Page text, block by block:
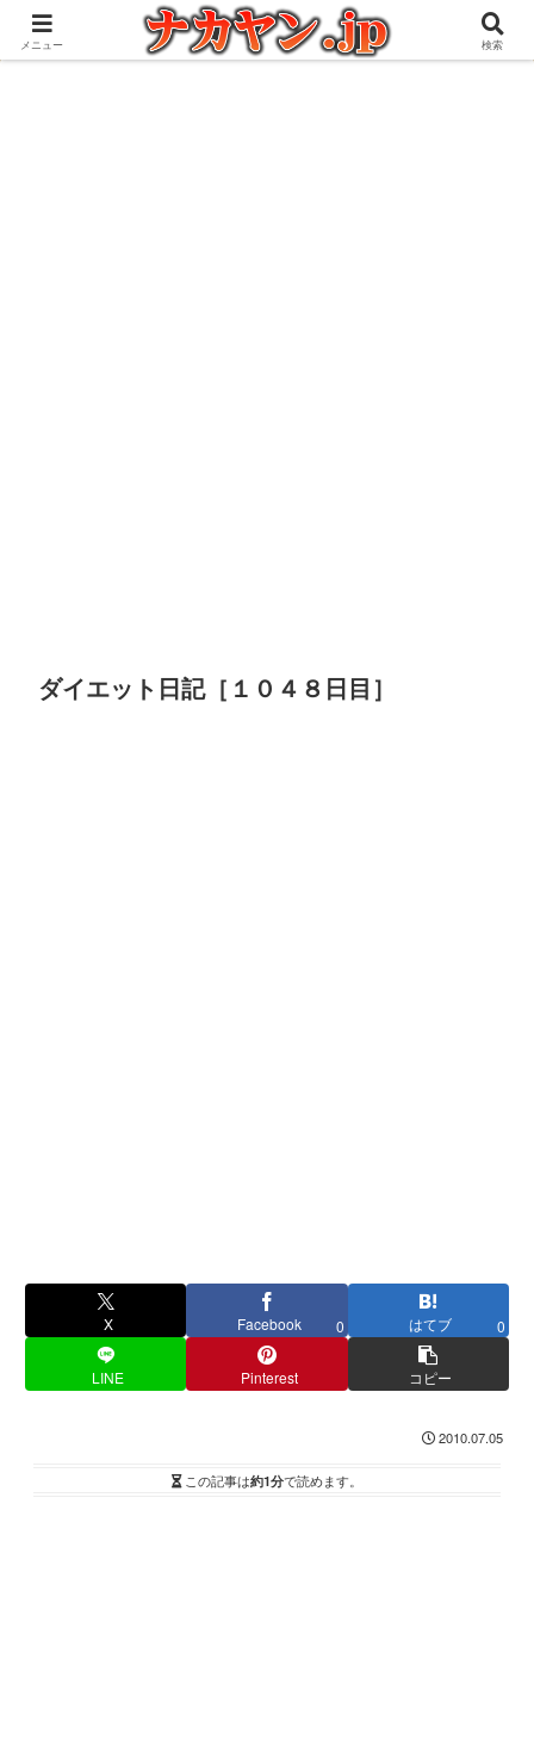
アウトドアとガジェット好きな管理人の愉快な日々を綴るブログ
ダイエット日記［１０４８日目］
X Facebook 0 はてブ 0
LINE Pinterest コピー
2010.07.05
この記事は約1分で読めます。
メニュー 検索